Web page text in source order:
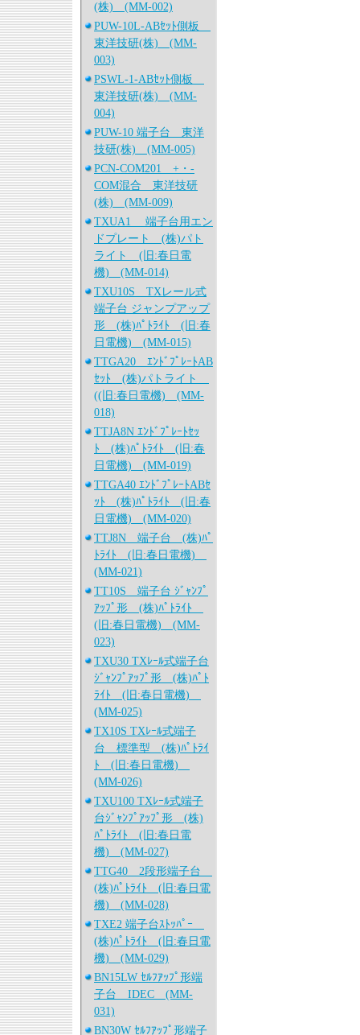
(株) (MM-002)
PUW-10L-ABｾｯﾄ側板
東洋技研(株) (MM-
003)
PSWL-1-ABｾｯﾄ側板
東洋技研(株) (MM-
004)
PUW-10 端子台 東洋
技研(株) (MM-005)
PCN-COM201 +・-
COM混合 東洋技研
(株) (MM-009)
TXUA1 端子台用エン
ドプレート (株)パト
ライト (旧:春日電
機) (MM-014)
TXU10S TXレール式
端子台 ジャンプアップ
形 (株)ﾊﾟﾄﾗｲﾄ (旧:春
日電機) (MM-015)
TTGA20 ｴﾝﾄﾞﾌﾟﾚｰﾄAB
ｾｯﾄ (株)パトライト
((旧:春日電機) (MM-
018)
TTJA8N ｴﾝﾄﾞﾌﾟﾚｰﾄｾｯ
ﾄ (株)ﾊﾟﾄﾗｲﾄ (旧:春
日電機) (MM-019)
TTGA40 ｴﾝﾄﾞﾌﾟﾚｰﾄABｾ
ｯﾄ (株)ﾊﾟﾄﾗｲﾄ (旧:春
日電機) (MM-020)
TTJ8N 端子台 (株)ﾊﾟ
ﾄﾗｲﾄ (旧:春日電機)
(MM-021)
TT10S 端子台 ｼﾞｬﾝﾌﾟ
ｱｯﾌﾟ形 (株)ﾊﾟﾄﾗｲﾄ
(旧:春日電機) (MM-
023)
TXU30 TXﾚｰﾙ式端子台
ｼﾞｬﾝﾌﾟｱｯﾌﾟ形 (株)ﾊﾟﾄ
ﾗｲﾄ (旧:春日電機)
(MM-025)
TX10S TXﾚｰﾙ式端子
台 標準型 (株)ﾊﾟﾄﾗｲ
ﾄ (旧:春日電機)
(MM-026)
TXU100 TXﾚｰﾙ式端子
台ｼﾞｬﾝﾌﾟｱｯﾌﾟ形 (株)
ﾊﾟﾄﾗｲﾄ (旧:春日電
機) (MM-027)
TTG40 2段形端子台
(株)ﾊﾟﾄﾗｲﾄ (旧:春日電
機) (MM-028)
TXE2 端子台ｽﾄｯﾊﾟｰ
(株)ﾊﾟﾄﾗｲﾄ (旧:春日電
機) (MM-029)
BN15LW ｾﾙﾌｱｯﾌﾟ形端
子台 IDEC (MM-
031)
BN30W ｾﾙﾌｱｯﾌﾟ形端子